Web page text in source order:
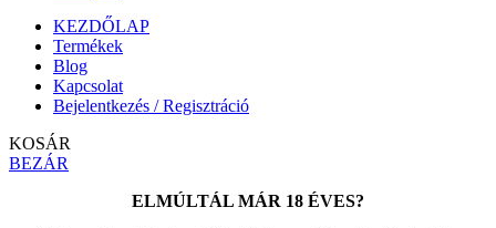
KEZDŐLAP
Termékek
Blog
Kapcsolat
Bejelentkezés / Regisztráció
KOSÁR
BEZÁR
ELMÚLTÁL MÁR 18 ÉVES?